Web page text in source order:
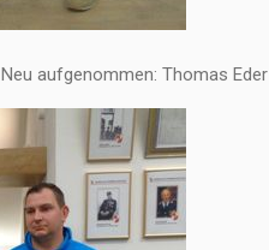
Neu aufgenommen: Thomas Eder